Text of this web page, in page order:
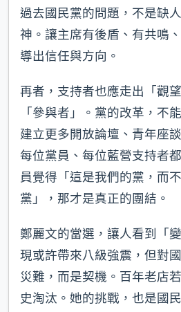
過去國民黨的問題，不是缺
神。讓主席有後盾、有共鳴
導出信任與方向。
再者，支持者也應走出「觀
「參與者」。黨的改革，不
建立更多開放論壇、青年座
每位黨員、每位藍營支持者
員覺得「這是我們的黨，而
黨」，那才是真正的團結。
鄭麗文的當選，讓人看到「
現或許帶來八級強震，但對
災難，而是契機。百年老店
史淘汰。她的挑戰，也是國